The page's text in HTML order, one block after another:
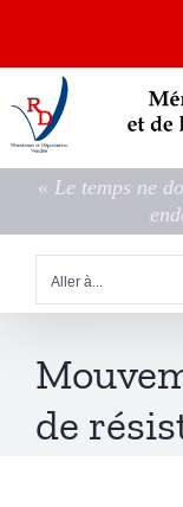
contenu
« Le temps ne
Aller à...
de